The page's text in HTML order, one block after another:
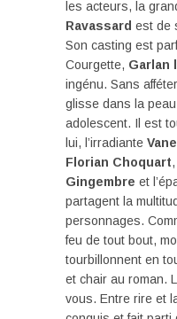
les acteurs, la
Ravassard est de
Son casting est
Courgette, Garlan
ingénu. Sans
glisse dans la
adolescent. Il est
lui, l’irradiante
Florian Choquart
Gingembre et
partagent la
personnages.
feu de tout bout,
tourbillonnent en
et chair au roman.
vous. Entre rire et